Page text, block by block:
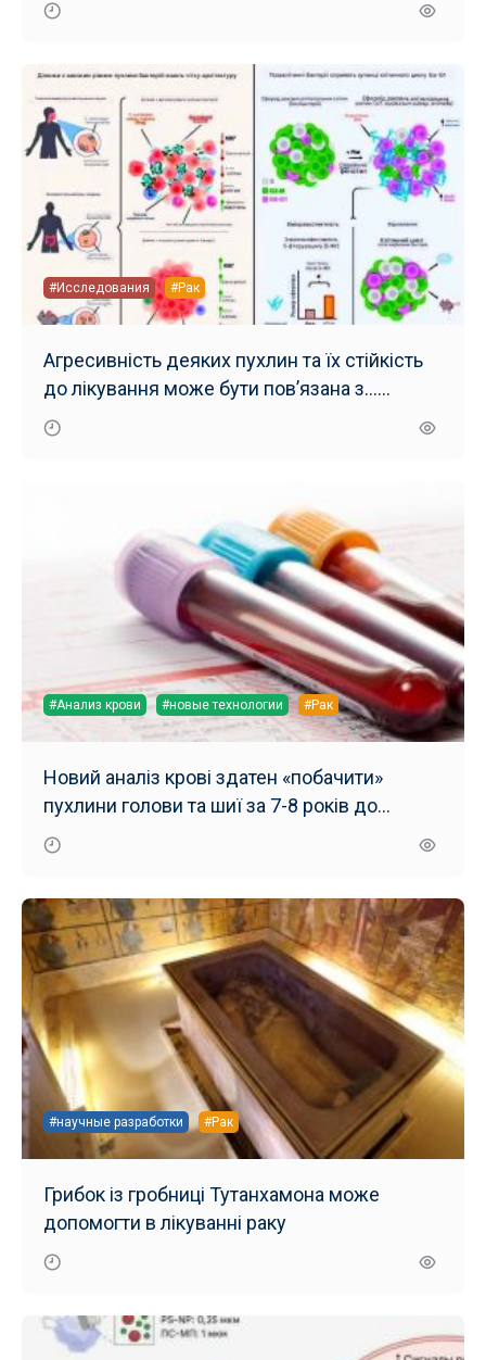
#Исследования #Рак
Агресивність деяких пухлин та їх стійкість
до лікування може бути пов’язана з…
мікробами
#Анализ крови #новые технологии #Рак
Новий аналіз крові здатен «побачити»
пухлини голови та шиї за 7-8 років до
перших симптомів раку
#научные разработки #Рак
Грибок із гробниці Тутанхамона може
допомогти в лікуванні раку